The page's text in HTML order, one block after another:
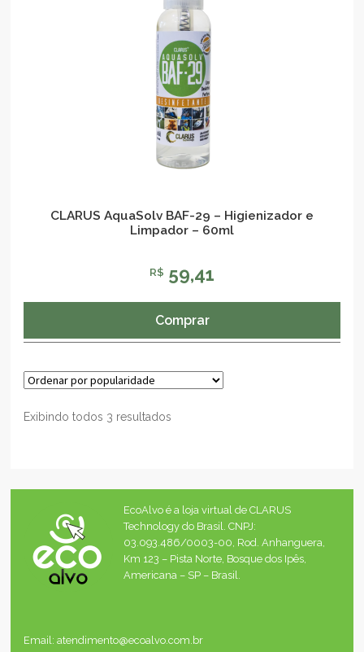
CLARUS AquaSolv BAF-29 – Higienizador e
Limpador – 60ml
R$ 59,41
Comprar
Exibindo todos 3 resultados
EcoAlvo é a loja virtual de CLARUS
Technology do Brasil. CNPJ:
03.093.486/0003-00, Rod. Anhanguera,
Km 123 – Pista Norte, Bosque dos Ipês,
Americana – SP – Brasil.
Email: atendimento@ecoalvo.com.br